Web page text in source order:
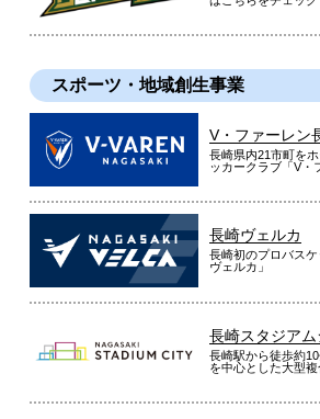
スポーツ・地域創生事業
V・ファーレン
長崎県内21市町を
ッカークラブ「V・
長崎ヴェルカ
長崎初のプロバス
ヴェルカ」
長崎スタジアム
長崎駅から徒歩約
を中心とした大型